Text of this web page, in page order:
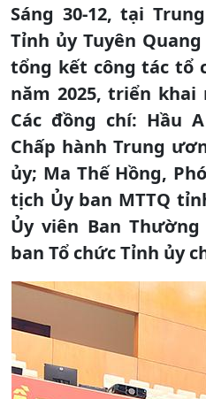
Sáng 30-12, tại
Tỉnh ủy Tuyên
tổng kết công tác tổ
năm 2025, triển khai
Các đồng chí: Hầu
Chấp hành Trung
ủy; Ma Thế Hồng,
tịch Ủy ban MTTQ
Ủy viên Ban
ban Tổ chức Tỉnh ủy